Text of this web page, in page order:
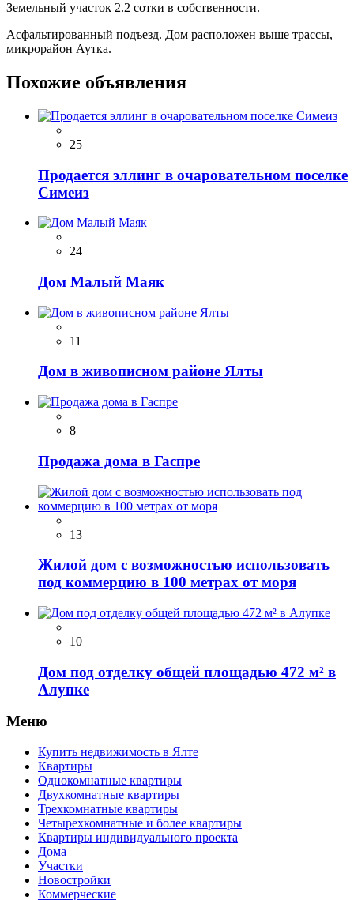
Земельный участок 2.2 сотки в собственности.
Асфальтированный подъезд. Дом расположен выше трассы,
микрорайон Аутка.
Похожие объявления
25
Продается эллинг в очаровательном поселке
Симеиз
24
Дом Малый Маяк
11
Дом в живописном районе Ялты
8
Продажа дома в Гаспре
13
Жилой дом с возможностью использовать
под коммерцию в 100 метрах от моря
10
Дом под отделку общей площадью 472 м² в
Алупке
Меню
Купить недвижимость в Ялте
Квартиры
Однокомнатные квартиры
Двухкомнатные квартиры
Трехкомнатные квартиры
Четырехкомнатные и более квартиры
Квартиры индивидуального проекта
Дома
Участки
Новостройки
Коммерческие